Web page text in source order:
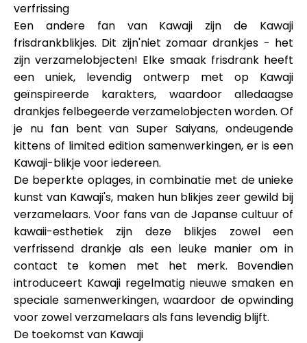
verfrissing
Een andere fan van Kawaji zijn de Kawaji
frisdrankblikjes. Dit zijn'niet zomaar drankjes - het
zijn verzamelobjecten! Elke smaak frisdrank heeft
een uniek, levendig ontwerp met op Kawaji
geïnspireerde karakters, waardoor alledaagse
drankjes felbegeerde verzamelobjecten worden. Of
je nu fan bent van Super Saiyans, ondeugende
kittens of limited edition samenwerkingen, er is een
Kawaji-blikje voor iedereen.
De beperkte oplages, in combinatie met de unieke
kunst van Kawaji's, maken hun blikjes zeer gewild bij
verzamelaars. Voor fans van de Japanse cultuur of
kawaii-esthetiek zijn deze blikjes zowel een
verfrissend drankje als een leuke manier om in
contact te komen met het merk. Bovendien
introduceert Kawaji regelmatig nieuwe smaken en
speciale samenwerkingen, waardoor de opwinding
voor zowel verzamelaars als fans levendig blijft.
De toekomst van Kawaji